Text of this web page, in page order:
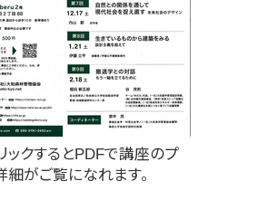
ックするとPDFで講座のプ
細がご覧になれます。